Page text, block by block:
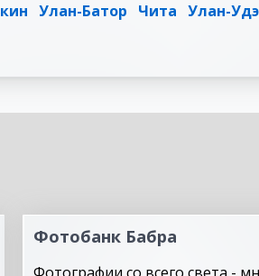
Улан-Батор Чита Улан-Удэ
Фотобанк Бабра